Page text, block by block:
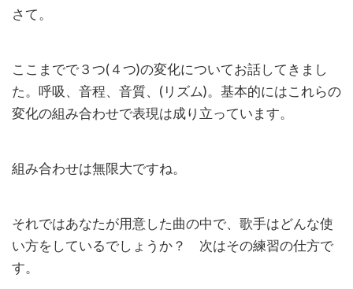
さて。
ここまでで３つ(４つ)の変化についてお話してきまし
た。呼吸、音程、音質、(リズム)。基本的にはこれらの
変化の組み合わせで表現は成り立っています。
組み合わせは無限大ですね。
それではあなたが用意した曲の中で、歌手はどんな使
い方をしているでしょうか？ 次はその練習の仕方で
す。